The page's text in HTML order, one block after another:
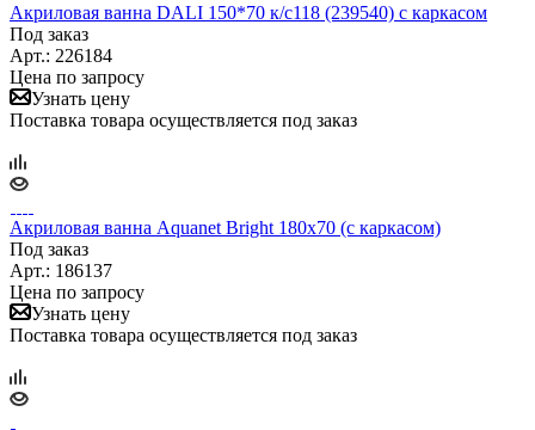
Акриловая ванна DALI 150*70 к/с118 (239540) с каркасом
Под заказ
Арт.: 226184
Цена по запросу
Узнать цену
Поставка товара осуществляется под заказ
Акриловая ванна Aquanet Bright 180x70 (с каркасом)
Под заказ
Арт.: 186137
Цена по запросу
Узнать цену
Поставка товара осуществляется под заказ